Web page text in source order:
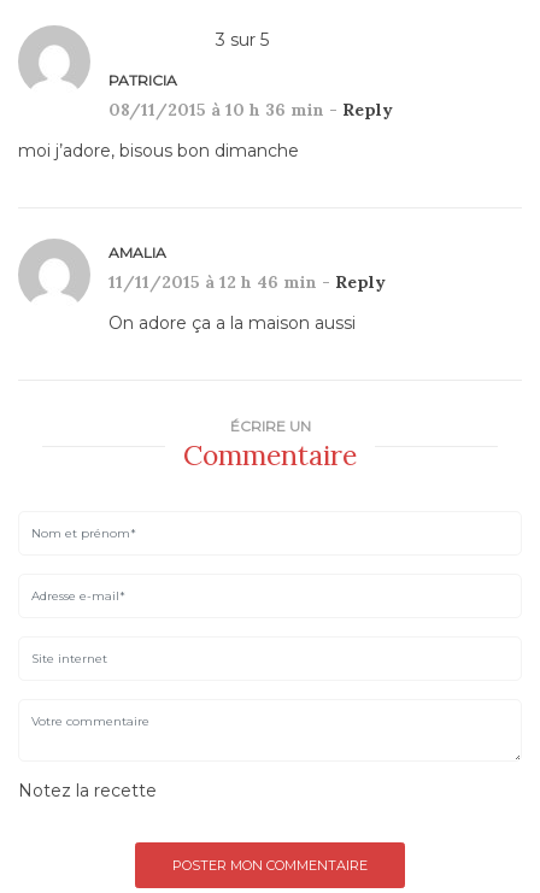
3 sur 5
PATRICIA
08/11/2015 à 10 h 36 min - Reply
moi j’adore, bisous bon dimanche
AMALIA
11/11/2015 à 12 h 46 min - Reply
On adore ça a la maison aussi
ÉCRIRE UN
Commentaire
Notez la recette